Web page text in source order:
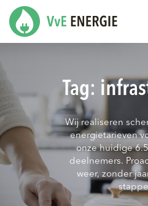
Tag:
Wij realiseren
energietarieven
onze huidige
deelnemers.
weer, zonder